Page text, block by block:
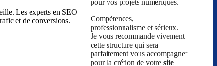
Les experts en SEO
et de conversions.
Compétences,
professionnalisme et sérieux.
Je vous recommande vivement
cette structure qui sera
parfaitement vous accompagner
pour la crétion de votre site